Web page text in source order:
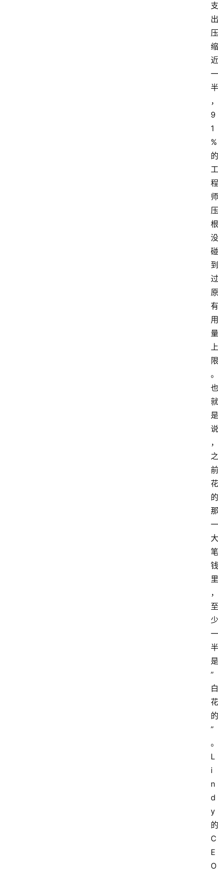
支
出
压
缩
近
一
半
，
9
1
%
的
工
程
师
压
根
没
碰
到
过
原
有
用
量
上
限
。
也
就
是
说
，
之
前
花
的
那
一
大
笔
钱
里
，
至
少
一
半
是
”
白
花
的
”
。
L
i
n
d
y
的
C
E
O